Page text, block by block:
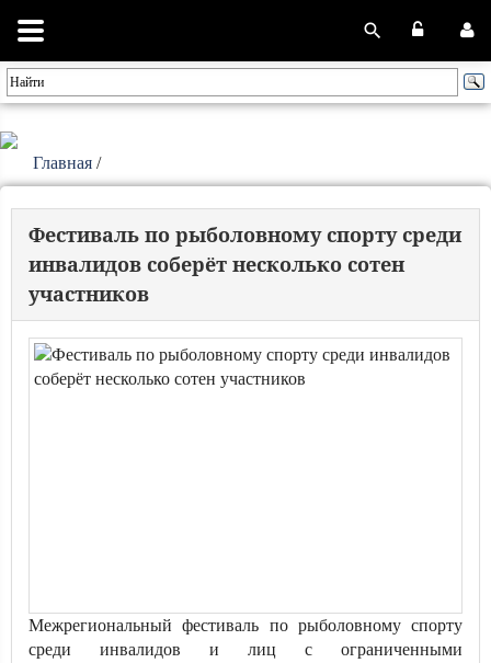
Главная /
Фестиваль по рыболовному спорту среди
инвалидов соберёт несколько сотен
участников
Межрегиональный фестиваль по рыболовному спорту
среди инвалидов и лиц с ограниченными